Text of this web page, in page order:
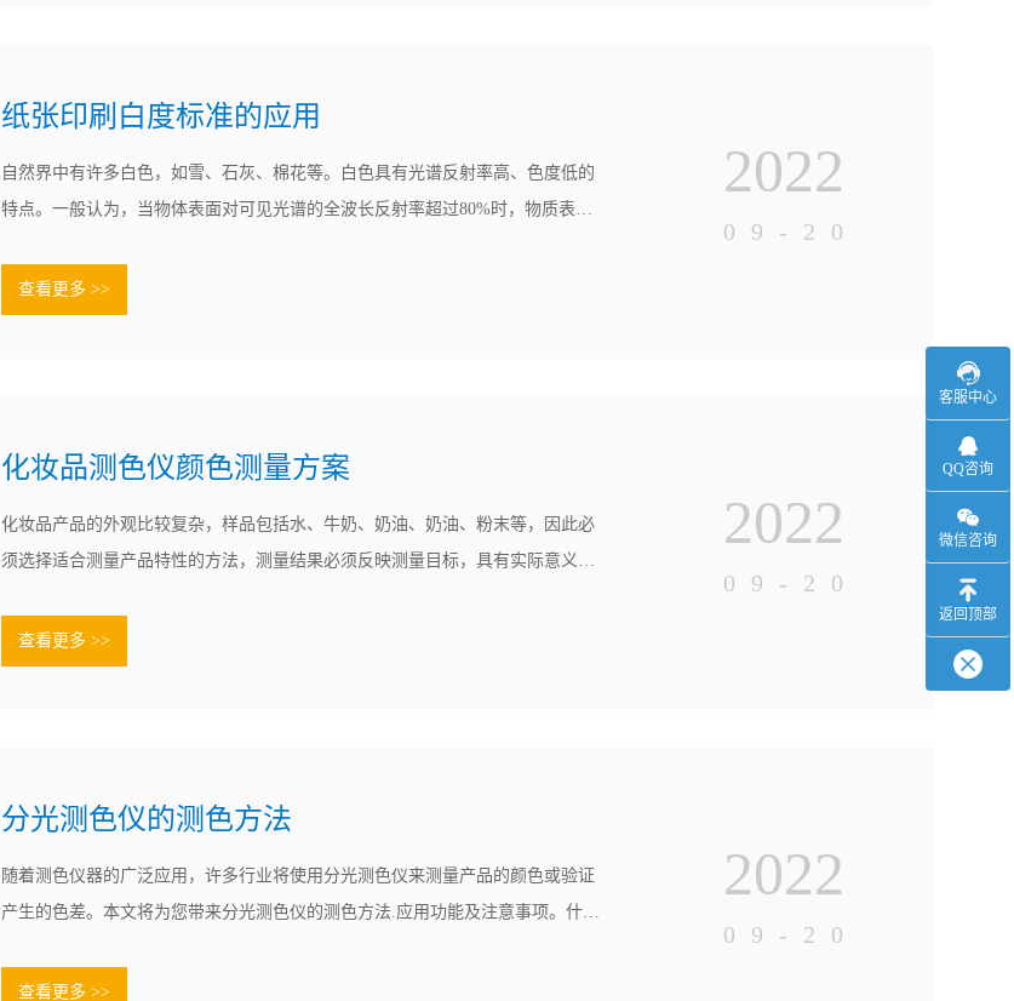
纸张印刷白度标准的应用
自然界中有许多白色，如雪、石灰、棉花等。白色具有光谱反射率高、色度低的
特点。一般认为，当物体表面对可见光谱的全波长反射率超过80%时，物质表面
白。它通常被使用WI表示。表达白度的方法有很多，不同行业采用的方法也不一
样。使用较多的.......
查看更多 >>
2022
09-20
化妆品测色仪颜色测量方案
化妆品产品的外观比较复杂，样品包括水、牛奶、奶油、奶油、粉末等，因此必
须选择适合测量产品特性的方法，测量结果必须反映测量目标，具有实际意义。
如下：1）唇膏一般来说，口红一般不透明，但涂抹后会呈现透明、半透明或不透
明的状态。因此，口.......
查看更多 >>
2022
09-20
分光测色仪的测色方法
随着测色仪器的广泛应用，许多行业将使用分光测色仪来测量产品的颜色或验证
产生的色差。本文将为您带来分光测色仪的测色方法.应用功能及注意事项。什么
仪有哪些用途？等待了解更多信息分光测色仪的测色方法及步骤：颜色测量是测
查看更多 >>
2022
09-20
客服中心
QQ咨询
微信咨询
返回顶部